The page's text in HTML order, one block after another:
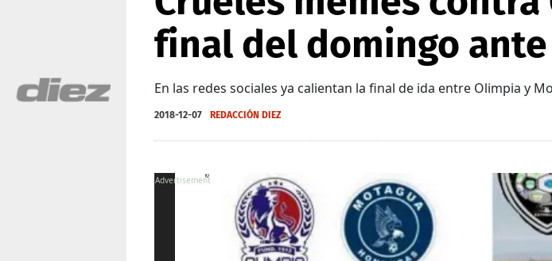
final del domingo
En las redes sociales ya calientan la final de ida entre Olimpia y
2018-12-07 REDACCIÓN DIEZ
X